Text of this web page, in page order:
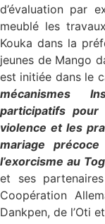
d’évaluation par
meublé les
Kouka dans la
jeunes de Mango
est initiée dans le
mécanismes
participatifs
violence et les
mariage
l’exorcisme au
et ses
Coopération
Dankpen, de l’Oti